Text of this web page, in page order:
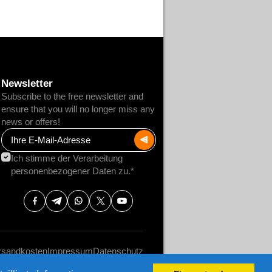
Newsletter
Subscribe to the free newsletter and
ensure that you will no longer miss any
news or offers!
Ich stimme der Verarbeitung
personenbezogener Daten zu.*
ImpressumDatenschutz